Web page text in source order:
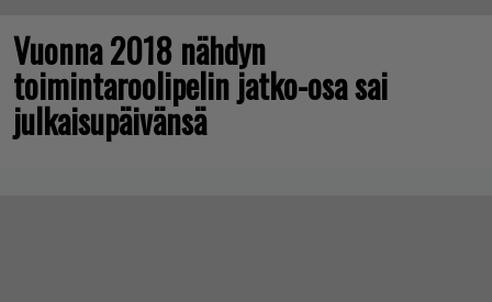
Vuonna 2018 nähdyn
toimintaroolipelin jatko-osa sai
julkaisupäivänsä